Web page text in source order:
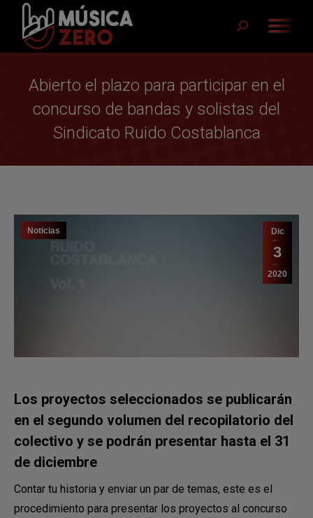
Buscar:
Abierto el plazo para participar en el
concurso de bandas y solistas del
Sindicato Ruido Costablanca
Dic
3
2020
Noticias
Los proyectos seleccionados se publicarán
en el segundo volumen del recopilatorio del
colectivo y se podrán presentar hasta el 31
de diciembre
Contar tu historia y enviar un par de temas, este es el
procedimiento para presentar los proyectos al concurso